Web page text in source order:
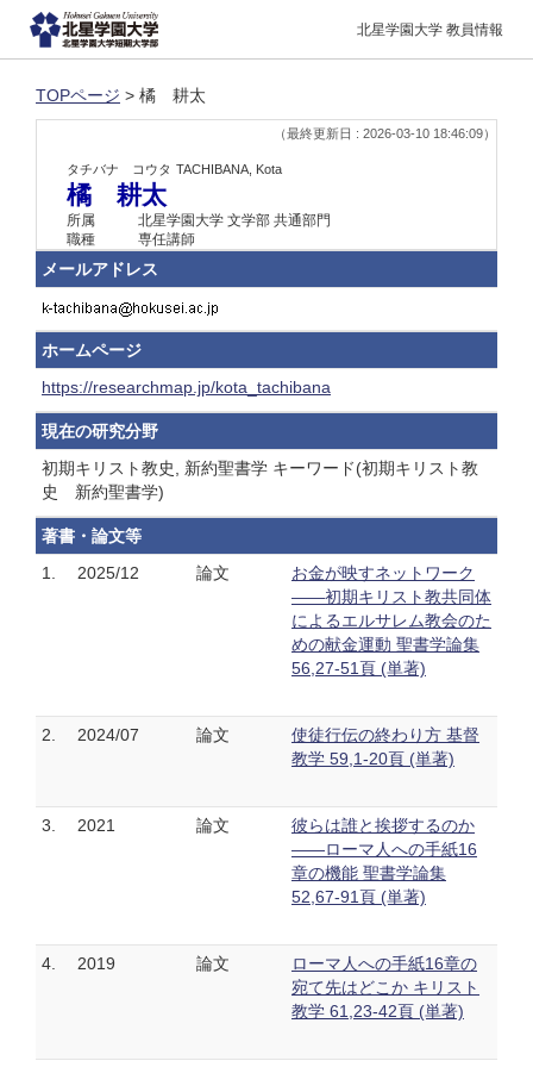
北星学園大学 教員情報
TOPページ > 橘 耕太
（最終更新日 : 2026-03-10 18:46:09）
タチバナ コウタ TACHIBANA, Kota
橘 耕太
所属
北星学園大学 文学部 共通部門
職種
専任講師
メールアドレス
ホームページ
https://researchmap.jp/kota_tachibana
現在の研究分野
初期キリスト教史, 新約聖書学 キーワード(初期キリスト教
史 新約聖書学)
著書・論文等
1.
2025/12 論文
お金が映すネットワーク
――初期キリスト教共同体
によるエルサレム教会のた
めの献金運動 聖書学論集
56,27-51頁 (単著)
2. 2024/07 論文
使徒行伝の終わり方 基督
教学 59,1-20頁 (単著)
3. 2021 論文
彼らは誰と挨拶するのか
――ローマ人への手紙16
章の機能 聖書学論集
52,67-91頁 (単著)
4. 2019 論文
ローマ人への手紙16章の
宛て先はどこか キリスト
教学 61,23-42頁 (単著)